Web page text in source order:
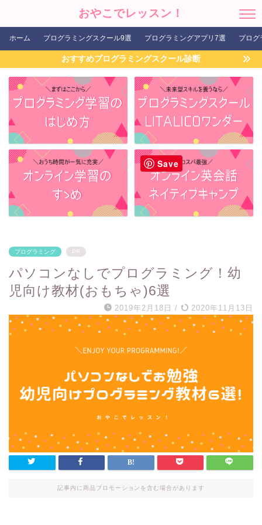
おやこでレッスン！
ホーム プログラミングスクール9選 プログラミングアプリ7選 プログ
おすすめプログラミングスクール診断
プログラミング PR
パソコンなしでプログラミング！幼
児向け教材(おもちゃ)6選
2019年2月18日 / 2020年11月13日
記事内に商品プロモーションを含む場合があります
Save